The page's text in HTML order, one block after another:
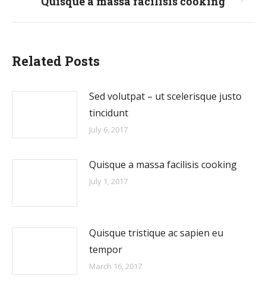
Related Posts
Sed volutpat – ut scelerisque justo
tincidunt
July 6, 2017
Quisque a massa facilisis cooking
July 1, 2017
Quisque tristique ac sapien eu
tempor
March 16, 2017